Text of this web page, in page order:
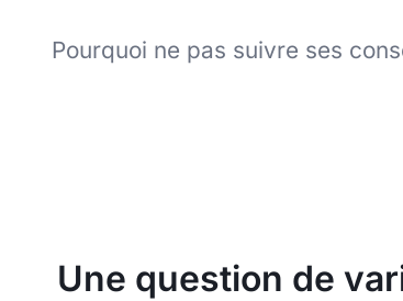
Pourquoi ne pas suivre ses
Une question de